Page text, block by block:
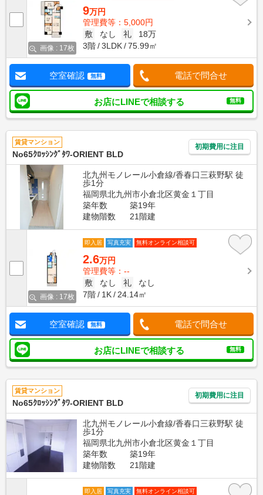
画像 : 17枚
9万円
管理費等：5,000円
敷
なし 礼
18万
3階
3LDK 75.99㎡
空室確認 無料 電話で問合せ
お店にLINEで相談する 無料
賃貸マンション
No65ｸﾛｯｼﾝｸﾞﾀﾜ-ORIENT BLD
初期費用に注目
北九州モノレール小倉線/香春口三萩野駅 徒
歩1分
福岡県北九州市小倉北区黄金１丁目
築年数
築19年
建物階数
21階建
画像 : 17枚
即入居 写真充実 無料オンライン相談可
2.6万円
管理費等：--
敷
なし 礼
なし
7階
1K 24.14㎡
空室確認 無料 電話で問合せ
お店にLINEで相談する 無料
賃貸マンション
No65ｸﾛｯｼﾝｸﾞﾀﾜ-ORIENT BLD
初期費用に注目
北九州モノレール小倉線/香春口三萩野駅 徒
歩1分
福岡県北九州市小倉北区黄金１丁目
築年数
築19年
建物階数
21階建
即入居 写真充実 無料オンライン相談可